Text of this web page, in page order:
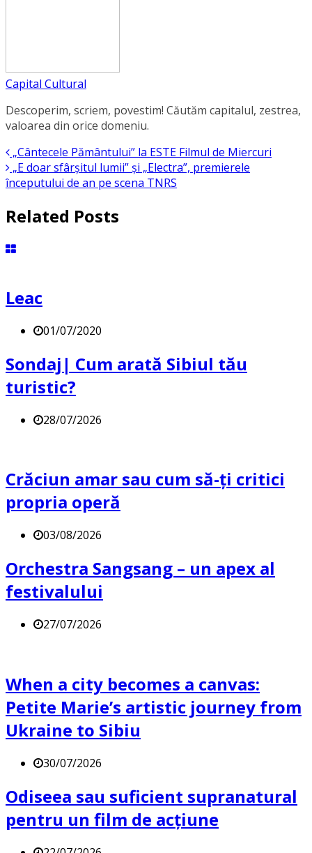
Capital Cultural
Descoperim, scriem, povestim! Căutăm capitalul, zestrea,
valoarea din orice domeniu.
„Cântecele Pământului” la ESTE Filmul de Miercuri
„E doar sfârșitul lumii” și „Electra”, premierele
începutului de an pe scena TNRS
Related Posts
Leac
01/07/2020
Sondaj| Cum arată Sibiul tău
turistic?
28/07/2026
Crăciun amar sau cum să-ți critici
propria operă
03/08/2026
Orchestra Sangsang – un apex al
festivalului
27/07/2026
When a city becomes a canvas:
Petite Marie’s artistic journey from
Ukraine to Sibiu
30/07/2026
Odiseea sau suficient supranatural
pentru un film de acțiune